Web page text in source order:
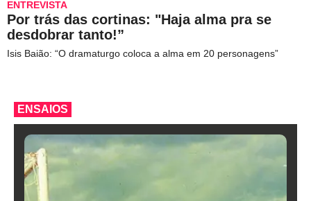
ENTREVISTA
Por trás das cortinas: "Haja alma pra se
desdobrar tanto!”
Isis Baião: “O dramaturgo coloca a alma em 20 personagens”
ENSAIOS